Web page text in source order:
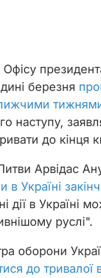
березня
наступу,
до кінця
Арвідас
в Україні
дії в Україні
руслі".
оборони
до тривалої